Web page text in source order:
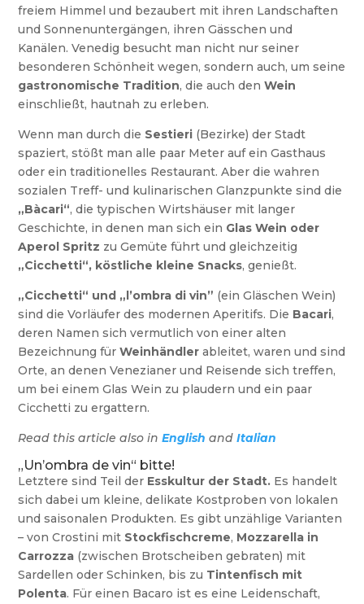
freiem Himmel und bezaubert mit ihren Landschaften
und Sonnenuntergängen, ihren Gässchen und
Kanälen. Venedig besucht man nicht nur seiner
besonderen Schönheit wegen, sondern auch, um seine
gastronomische Tradition, die auch denWein
einschließt, hautnah zu erleben.
Wenn man durch die Sestieri (Bezirke) der Stadt
spaziert, stößt man alle paar Meter auf ein Gasthaus
oder ein traditionelles Restaurant. Aber die wahren
sozialen Treff- und kulinarischen Glanzpunkte sind die
„Bàcari“, die typischen Wirtshäuser mit langer
Geschichte, in denen man sich ein Glas Wein oder
Aperol Spritz zu Gemüte führt und gleichzeitig
„Cicchetti“, köstliche kleine Snacks, genießt.
„Cicchetti“ und „l’ombra di vin” (ein Gläschen Wein)
sind die Vorläufer des modernen Aperitifs. Die Bacari,
deren Namen sich vermutlich von einer alten
Bezeichnung fürWeinhändler ableitet, waren und sind
Orte, an denen Venezianer und Reisende sich treffen,
um bei einem Glas Wein zu plaudern und ein paar
Cicchetti zu ergattern.
Read this article also inEnglish andItalian
„Un’ombra de vin“ bitte!
Letztere sind Teil der Esskultur der Stadt. Es handelt
sich dabei um kleine, delikate Kostproben von lokalen
und saisonalen Produkten. Es gibt unzählige Varianten
– von Crostini mit Stockfischcreme, Mozzarella in
Carrozza (zwischen Brotscheiben gebraten) mit
Sardellen oder Schinken, bis zu Tintenfisch mit
Polenta. Für einen Bacaro ist es eine Leidenschaft,